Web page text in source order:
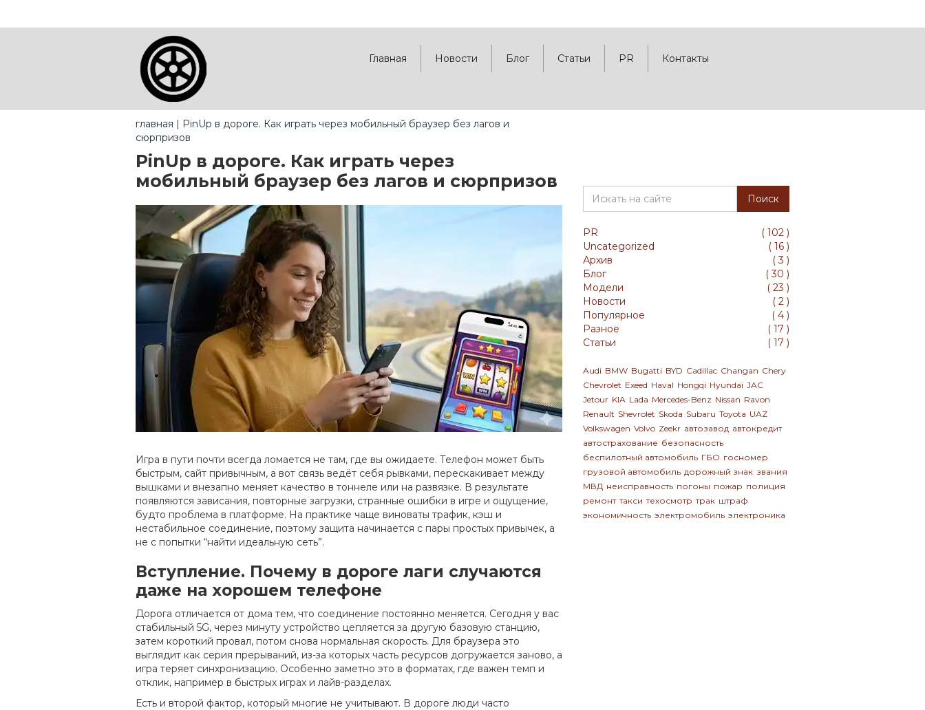
Главная Новости Блог Статьи PR Контакты
главная | PinUp в дороге. Как играть через мобильный браузер без лагов и
сюрпризов
PinUp в дороге. Как играть через
мобильный браузер без лагов и сюрпризов
Игра в пути почти всегда ломается не там, где вы ожидаете. Телефон может быть
быстрым, сайт привычным, а вот связь ведёт себя рывками, перескакивает между
вышками и внезапно меняет качество в тоннеле или на развязке. В результате
появляются зависания, повторные загрузки, странные ошибки в игре и ощущение,
будто проблема в платформе. На практике чаще виноваты трафик, кэш и
нестабильное соединение, поэтому защита начинается с пары простых привычек, а
не с попытки “найти идеальную сеть”.
Вступление. Почему в дороге лаги случаются
даже на хорошем телефоне
Дорога отличается от дома тем, что соединение постоянно меняется. Сегодня у вас
стабильный 5G, через минуту устройство цепляется за другую базовую станцию,
затем короткий провал, потом снова нормальная скорость. Для браузера это
выглядит как серия прерываний, из-за которых часть ресурсов догружается заново, а
игра теряет синхронизацию. Особенно заметно это в форматах, где важен темп и
отклик, например в быстрых играх и лайв-разделах.
Есть и второй фактор, который многие не учитывают. В дороге люди часто
PR ( 102 )
Uncategorized
( 16 )
Архив
(3 )
Блог
(30 )
Модели
( 23 )
Новости
( 2 )
Популярное
( 4 )
Разное
( 17 )
Статьи
( 17 )
Audi BMW Bugatti BYD Cadillac Changan Chery
Chevrolet Exeed Haval Hongqi Hyundai JAC
Jetour KIA Lada Mercedes-Benz Nissan Ravon
Renault Shevrolet Skoda Subaru Toyota UAZ
Volkswagen Volvo Zeekr автозавод автокредит
автострахование безопасность
беспилотный автомобиль ГБО госномер
грузовой автомобиль дорожный знак звания
МВД неисправность погоны пожар полиция
ремонт такси техосмотр трак штраф
экономичность электромобиль электроника